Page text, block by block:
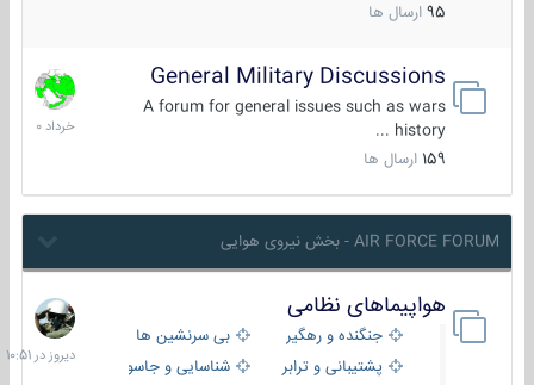
95 ارسال ها
General Military Discussions
A forum for general issues such as wars
history ...
159 ارسال ها
10
خرداد
1400
AIR FORCE FORUM - بخش نیروی هوایی
هواپیماهای نظامی
جنگنده و رهگیر
بی سرنشین ها
پشتیبانی و ترابری
شناسایی و جاسوسی
دیروز
در
10:51